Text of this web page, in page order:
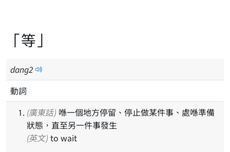
「等」
dang2
動詞
(廣東話)
狀態，直至另一件事發生
(英文) to wait